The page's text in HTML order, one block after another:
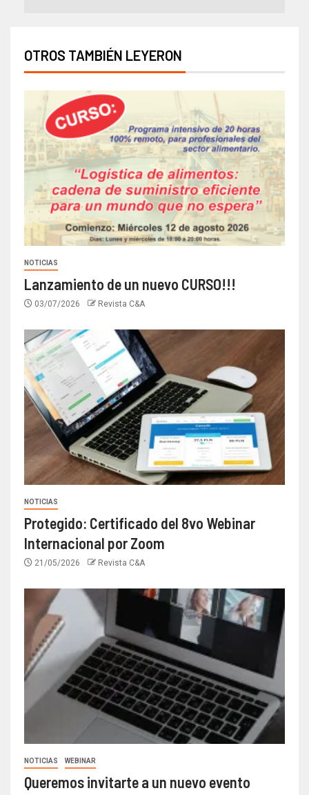
OTROS TAMBIÉN LEYERON
NOTICIAS
Lanzamiento de un nuevo CURSO!!!
03/07/2026 Revista C&A
NOTICIAS
Protegido: Certificado del 8vo Webinar
Internacional por Zoom
21/05/2026 Revista C&A
NOTICIAS WEBINAR
Queremos invitarte a un nuevo evento